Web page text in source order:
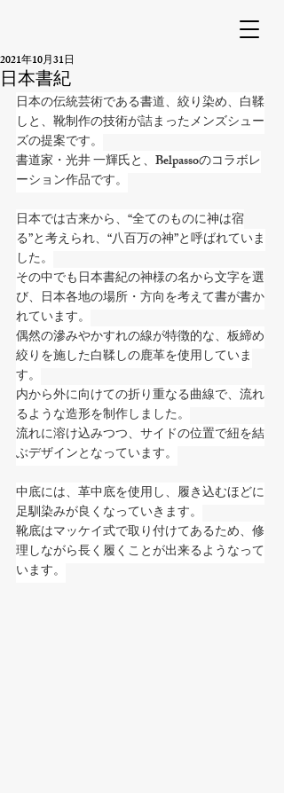
日本書紀
2021年10月31日
日本の伝統芸術である書道、絞り染め、白鞣
しと、靴制作の技術が詰まったメンズシュー
ズの提案です。
書道家・光井 一輝氏と、Belpassoのコラボレ
ーション作品です。
⁡⁡日本では古来から、“全てのものに神は宿
る”と考えられ、“八百万の神”と呼ばれていま
した。
その中でも日本書紀の神様の名から文字を選
び、日本各地の場所・方向を考えて書が書か
れています。
⁡⁡偶然の滲みやかすれの線が特徴的な、板締め
絞りを施した白鞣しの鹿革を使用していま
す。⁡
内から外に向けての折り重なる曲線で、流れ
るような造形を制作しました。
流れに溶け込みつつ、サイドの位置で紐を結
ぶデザインとなっています。⁡⁡
中底には、革中底を使用し、履き込むほどに
足馴染みが良くなっていきます。⁡
靴底はマッケイ式で取り付けてあるため、修
理しながら長く履くことが出来るようなって
います。⁡